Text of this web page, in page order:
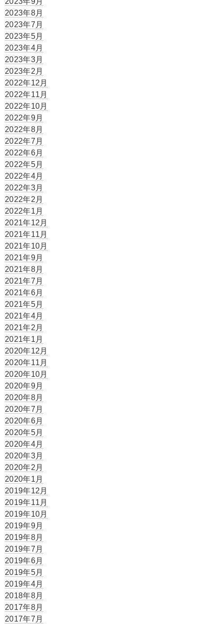
2023年8月
2023年7月
2023年5月
2023年4月
2023年3月
2023年2月
2022年12月
2022年11月
2022年10月
2022年9月
2022年8月
2022年7月
2022年6月
2022年5月
2022年4月
2022年3月
2022年2月
2022年1月
2021年12月
2021年11月
2021年10月
2021年9月
2021年8月
2021年7月
2021年6月
2021年5月
2021年4月
2021年2月
2021年1月
2020年12月
2020年11月
2020年10月
2020年9月
2020年8月
2020年7月
2020年6月
2020年5月
2020年4月
2020年3月
2020年2月
2020年1月
2019年12月
2019年11月
2019年10月
2019年9月
2019年8月
2019年7月
2019年6月
2019年5月
2019年4月
2018年8月
2017年8月
2017年7月